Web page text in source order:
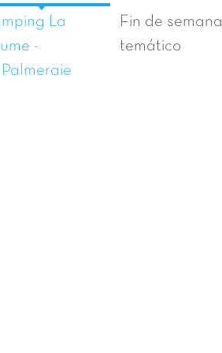
La
-
Palmeraie
Fin de semana
temático